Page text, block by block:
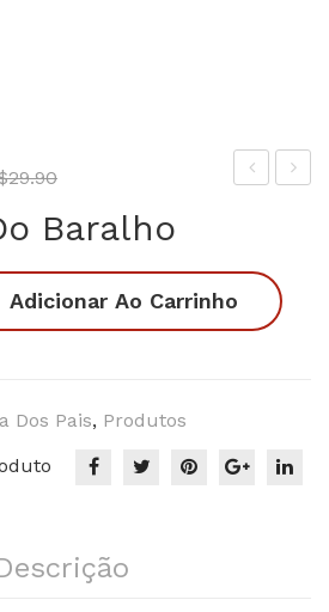
Pai
Uni
dos
nte
29.90O
preço
original
era:
R$29.90.
O
preço
atual
é:
R$22.90.
Baralho
Adicionar Ao Carrinho
Dos Pais, Produtos